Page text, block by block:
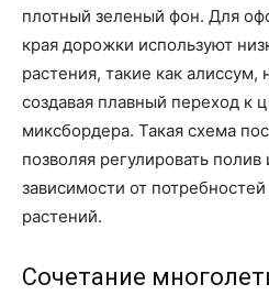
плотный зеленый фон. Для
края дорожки используют
растения, такие как алиссум,
создавая плавный переход к
миксбордера. Такая схема
позволяя регулировать
зависимости от
растений.
Сочетание